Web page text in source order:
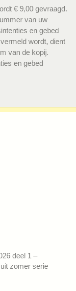
€ 9,00 gevraagd.
van uw
en gebed
wordt, dient
van de kopij.
en gebed
deel 1 –
zomer serie